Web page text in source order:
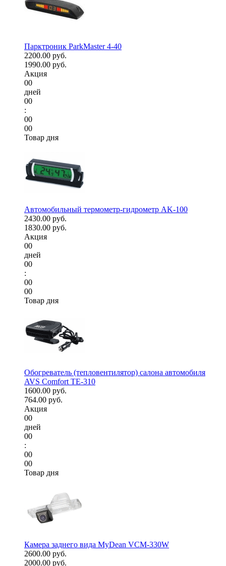
Парктроник ParkMaster 4-40
2200.00 руб.
1990.00 руб.
Акция
00
дней
00
:
00
00
Товар дня
Автомобильный термометр-гидрометр AK-100
2430.00 руб.
1830.00 руб.
Акция
00
дней
00
:
00
00
Товар дня
Обогреватель (тепловентилятор) салона автомобиля
AVS Comfort TE-310
1600.00 руб.
764.00 руб.
Акция
00
дней
00
:
00
00
Товар дня
Камера заднего вида MyDean VCM-330W
2600.00 руб.
2000.00 руб.